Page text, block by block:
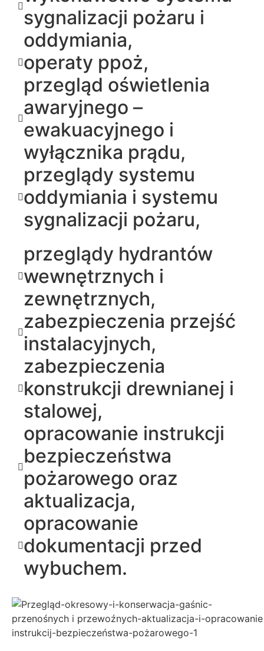
sygnalizacji pożaru i
oddymiania,
operaty ppoż,
przegląd oświetlenia
awaryjnego –
ewakuacyjnego i
wyłącznika prądu,
przeglądy systemu
oddymiania i systemu
sygnalizacji pożaru,
przeglądy hydrantów
wewnętrznych i
zewnętrznych,
zabezpieczenia przejść
instalacyjnych,
zabezpieczenia
konstrukcji drewnianej i
stalowej,
opracowanie instrukcji
bezpieczeństwa
pożarowego oraz
aktualizacja,
opracowanie
dokumentacji przed
wybuchem.